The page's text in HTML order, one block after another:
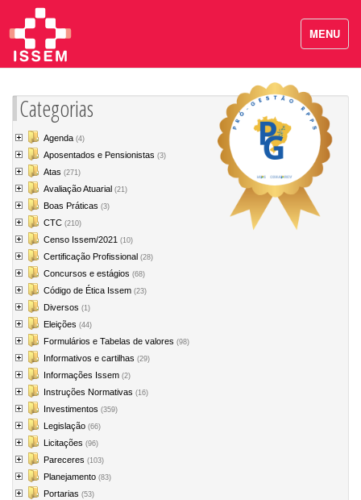
Categorias
Agenda (4)
Aposentados e Pensionistas (3)
Atas (271)
Avaliação Atuarial (21)
Boas Práticas (3)
CTC (210)
Censo Issem/2021 (10)
Certificação Profissional (28)
Concursos e estágios (68)
Código de Ética Issem (23)
Diversos (1)
Eleições (44)
Formulários e Tabelas de valores (98)
Informativos e cartilhas (29)
Informações Issem (2)
Instruções Normativas (16)
Investimentos (359)
Legislação (66)
Licitações (96)
Pareceres (103)
Planejamento (83)
Portarias (53)
MENU